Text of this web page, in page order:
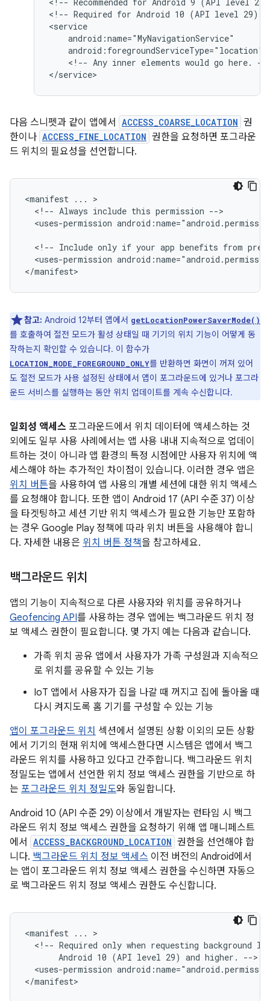
<!-- Required for Android 10 (API level 29)
android:foregroundServiceType="location"
<!-- Any inner elements would go here.
--
다음 스니펫과 같이 앱에서 ACCESS_COARSE_LOCATION 권
한이나 ACCESS_FINE_LOCATION 권한을 요청하면 포그라운
드 위치의 필요성을 선언합니다.
<manifest ...
<!-- Always include this permission
<uses-permission
<!-- Include only if your app benefits from
<uses-permission
참고: Android 12부터 앱에서 getLocationPowerSaverMode()
를 호출하여 절전 모드가 활성 상태일 때 기기의 위치 기능이 어떻게 동
작하는지 확인할 수 있습니다. 이 함수가
LOCATION_MODE_FOREGROUND_ONLY를 반환하면 화면이 꺼져 있어
도 절전 모드가 사용 설정된 상태에서 앱이 포그라운드에 있거나 포그라
운드 서비스를 실행하는 동안 위치 업데이트를 계속 수신합니다.
일회성 액세스 포그라운드에서 위치 데이터에 액세스하는 것
외에도 일부 사용 사례에서는 앱 사용 내내 지속적으로 업데이
트하는 것이 아니라 앱 환경의 특정 시점에만 사용자 위치에 액
세스해야 하는 추가적인 차이점이 있습니다. 이러한 경우 앱은
위치 버튼을 사용하여 앱 사용의 개별 세션에 대한 위치 액세스
를 요청해야 합니다. 또한 앱이 Android 17 (API 수준 37) 이상
을 타겟팅하고 세션 기반 위치 액세스가 필요한 기능만 포함하
는 경우 Google Play 정책에 따라 위치 버튼을 사용해야 합니
다. 자세한 내용은 위치 버튼 정책을 참고하세요.
백그라운드 위치
앱의 기능이 지속적으로 다른 사용자와 위치를 공유하거나
Geofencing API를 사용하는 경우 앱에는 백그라운드 위치 정
보 액세스 권한이 필요합니다. 몇 가지 예는 다음과 같습니다.
가족 위치 공유 앱에서 사용자가 가족 구성원과 지속적으
로 위치를 공유할 수 있는 기능
IoT 앱에서 사용자가 집을 나갈 때 꺼지고 집에 돌아올 때
다시 켜지도록 홈 기기를 구성할 수 있는 기능
앱이 포그라운드 위치 섹션에서 설명된 상황 이외의 모든 상황
에서 기기의 현재 위치에 액세스한다면 시스템은 앱에서 백그
라운드 위치를 사용하고 있다고 간주합니다. 백그라운드 위치
정밀도는 앱에서 선언한 위치 정보 액세스 권한을 기반으로 하
는 포그라운드 위치 정밀도와 동일합니다.
Android 10 (API 수준 29) 이상에서 개발자는 런타임 시 백그
라운드 위치 정보 액세스 권한을 요청하기 위해 앱 매니페스트
에서
ACCESS_BACKGROUND_LOCATION 권한을 선언해야 합
니다. 백그라운드 위치 정보 액세스 이전 버전의 Android에서
는 앱이 포그라운드 위치 정보 액세스 권한을 수신하면 자동으
로 백그라운드 위치 정보 액세스 권한도 수신합니다.
<manifest ...
<!-- Required only when requesting background
Android 10 (API level 29) and higher.
<uses-permission